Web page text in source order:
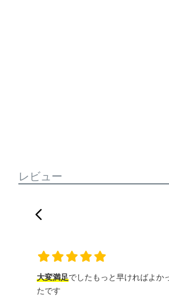
レビュー
大変満足でしたもっと早ければよか
たです